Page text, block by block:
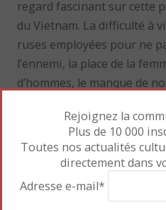
regard fascinant sur cette
du Vietnam. La difficulté à
ruses employées pour ne
l’ennemi, la place de la
d’hommes, le manque de
Rejoignez la
Plus de 10 000
Toutes nos actualités
directement dans
Adresse e-mail*